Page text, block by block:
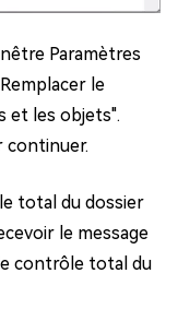
Paramètres
le
et les objets".
continuer.
total du dossier
le message
contrôle total du